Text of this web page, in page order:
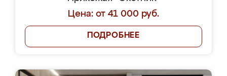
Цена: от 41 000 руб.
ПОДРОБНЕЕ